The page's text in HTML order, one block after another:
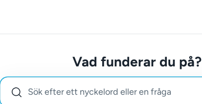
Vad funderar du på?